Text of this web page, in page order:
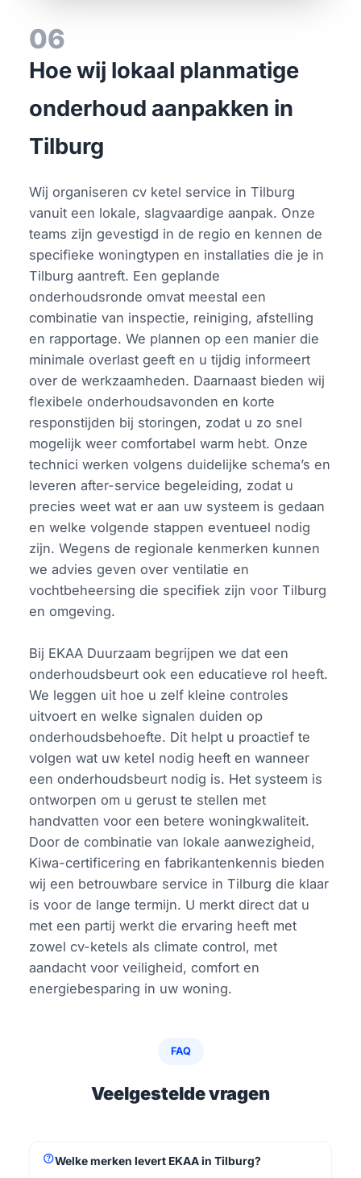
06
Hoe wij lokaal planmatige
onderhoud aanpakken in
Tilburg
Wij organiseren cv ketel service in Tilburg
vanuit een lokale, slagvaardige aanpak. Onze
teams zijn gevestigd in de regio en kennen de
specifieke woningtypen en installaties die je in
Tilburg aantreft. Een geplande
onderhoudsronde omvat meestal een
combinatie van inspectie, reiniging, afstelling
en rapportage. We plannen op een manier die
minimale overlast geeft en u tijdig informeert
over de werkzaamheden. Daarnaast bieden wij
flexibele onderhoudsavonden en korte
responstijden bij storingen, zodat u zo snel
mogelijk weer comfortabel warm hebt. Onze
technici werken volgens duidelijke schema’s en
leveren after-service begeleiding, zodat u
precies weet wat er aan uw systeem is gedaan
en welke volgende stappen eventueel nodig
zijn. Wegens de regionale kenmerken kunnen
we advies geven over ventilatie en
vochtbeheersing die specifiek zijn voor Tilburg
en omgeving.
Bij EKAA Duurzaam begrijpen we dat een
onderhoudsbeurt ook een educatieve rol heeft.
We leggen uit hoe u zelf kleine controles
uitvoert en welke signalen duiden op
onderhoudsbehoefte. Dit helpt u proactief te
volgen wat uw ketel nodig heeft en wanneer
een onderhoudsbeurt nodig is. Het systeem is
ontworpen om u gerust te stellen met
handvatten voor een betere woningkwaliteit.
Door de combinatie van lokale aanwezigheid,
Kiwa-certificering en fabrikantenkennis bieden
wij een betrouwbare service in Tilburg die klaar
is voor de lange termijn. U merkt direct dat u
met een partij werkt die ervaring heeft met
zowel cv-ketels als climate control, met
aandacht voor veiligheid, comfort en
energiebesparing in uw woning.
FAQ
Veelgestelde vragen
helpWelke merken levert EKAA in Tilburg?